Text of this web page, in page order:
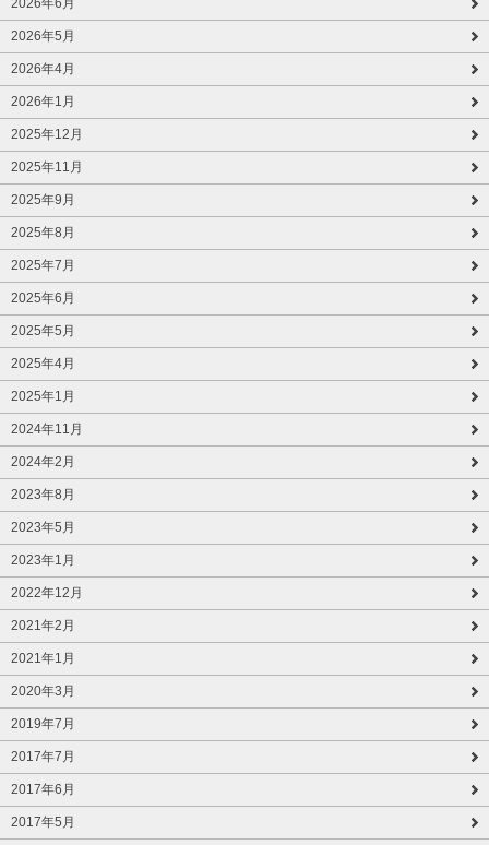
2026年5月
2026年4月
2026年1月
2025年12月
2025年11月
2025年9月
2025年8月
2025年7月
2025年6月
2025年5月
2025年4月
2025年1月
2024年11月
2024年2月
2023年8月
2023年5月
2023年1月
2022年12月
2021年2月
2021年1月
2020年3月
2019年7月
2017年7月
2017年6月
2017年5月